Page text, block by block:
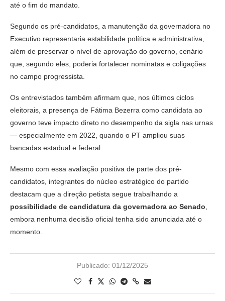
até o fim do mandato.
Segundo os pré-candidatos, a manutenção da governadora no
Executivo representaria estabilidade política e administrativa,
além de preservar o nível de aprovação do governo, cenário
que, segundo eles, poderia fortalecer nominatas e coligações
no campo progressista.
Os entrevistados também afirmam que, nos últimos ciclos
eleitorais, a presença de Fátima Bezerra como candidata ao
governo teve impacto direto no desempenho da sigla nas urnas
— especialmente em 2022, quando o PT ampliou suas
bancadas estadual e federal.
Mesmo com essa avaliação positiva de parte dos pré-
candidatos, integrantes do núcleo estratégico do partido
destacam que a direção petista segue trabalhando a
possibilidade de candidatura da governadora ao Senado
embora nenhuma decisão oficial tenha sido anunciada até o
momento.
Publicado: 01/12/2025